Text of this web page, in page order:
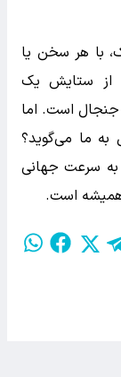
با هر سخن یا
از ستایش یک
جنجال است. اما
به ما می‌گوید؟
به سرعت جهانی
همیشه است.